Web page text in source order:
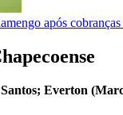
após
Everton